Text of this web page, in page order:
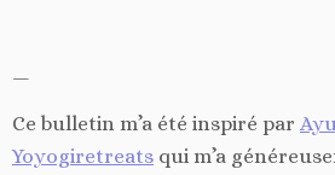
—
Ce bulletin m’a été inspiré par
Yoyogiretreats qui m’a